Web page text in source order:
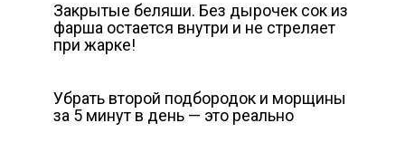
Закрытые беляши. Без дырочек сок из
фарша остается внутри и не стреляет
при жарке!
Убрать второй подбородок и морщины
за 5 минут в день — это реально